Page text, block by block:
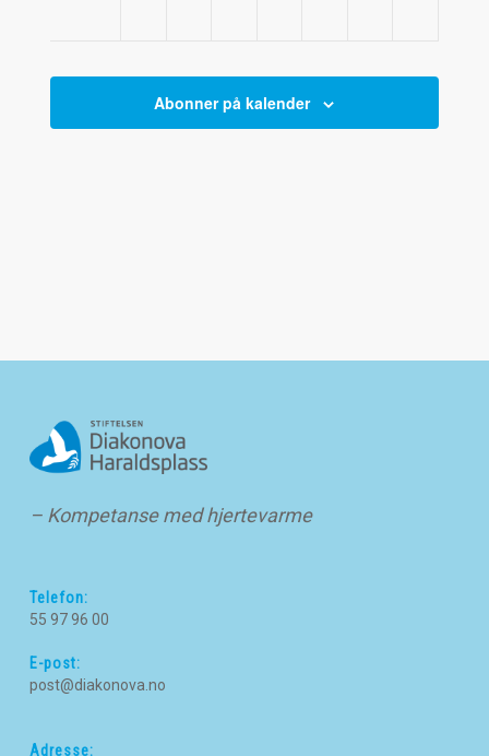
Abonner på kalender
– Kompetanse med hjertevarme
Telefon:
55 97 96 00
E-post:
post@diakonova.no
Adresse: